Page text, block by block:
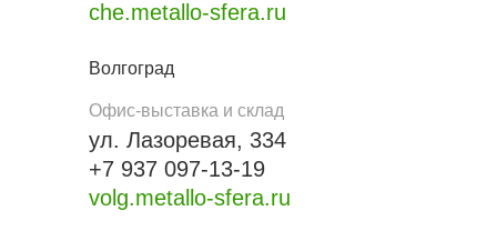
che.metallo-sfera.ru
Волгоград
Офис-выставка и склад
ул. Лазоревая, 334
+7 937 097-13-19
volg.metallo-sfera.ru